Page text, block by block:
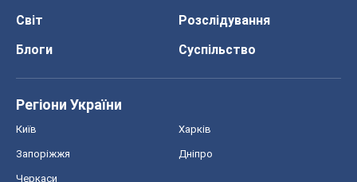
Світ
Розслідування
Блоги
Суспільство
Регіони України
Київ Харків
Запоріжжя Дніпро
Черкаси